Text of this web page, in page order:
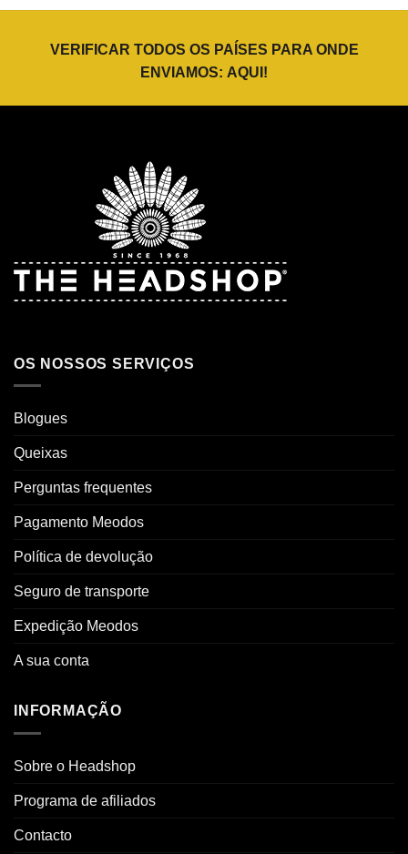
VERIFICAR TODOS OS PAÍSES PARA ONDE
ENVIAMOS: AQUI !
OS NOSSOS SERVIÇOS
Blogues
Queixas
Perguntas frequentes
Pagamento Meodos
Política de devolução
Seguro de transporte
Expedição Meodos
A sua conta
INFORMAÇÃO
Sobre o Headshop
Programa de afiliados
Contacto